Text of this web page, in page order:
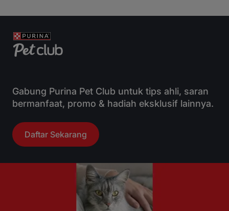
Gabung Purina Pet Club untuk tips ahli, saran
bermanfaat, promo & hadiah eksklusif lainnya.
Daftar Sekarang